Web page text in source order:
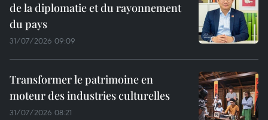
de la diplomatie et du rayonnement
du pays
31/07/2026 09:09
Transformer le patrimoine en
moteur des industries culturelles
31/07/2026 08:21